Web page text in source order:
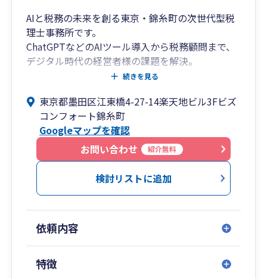
AIと税務の未来を創る東京・錦糸町の次世代型税
理士事務所です。
ChatGPTなどのAIツール導入から税務顧問まで、
デジタル時代の経営者様の課題を解決。
従来の会計事務所では対応できないAI時代特有の
ートします。
続きを見る
東京都墨田区江東橋4-27-14楽天地ビル3Fビズ
コンフォート錦糸町
Googleマップを確認
お問い合わせ
紹介無料
検討リストに追加
依頼内容
特徴